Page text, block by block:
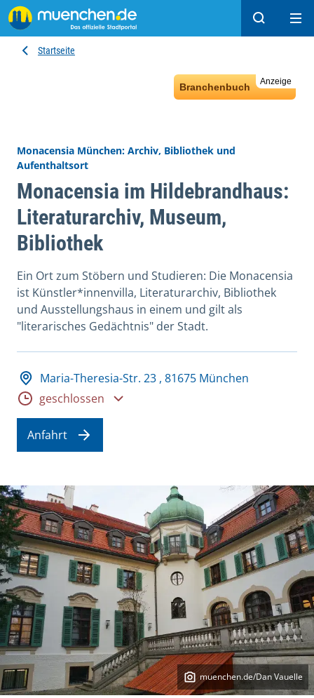
Suchen
Startseite
Anzeige
Branchenbuch
Monacensia München: Archiv, Bibliothek und
Aufenthaltsort
Monacensia im Hildebrandhaus:
Literaturarchiv, Museum,
Bibliothek
Ein Ort zum Stöbern und Studieren: Die Monacensia
ist Künstler*innenvilla, Literaturarchiv, Bibliothek
und Ausstellungshaus in einem und gilt als
"literarisches Gedächtnis" der Stadt.
Adresse und Öffnungszeiten
Maria-Theresia-Str. 23 , 81675 München
Öffnungszeiten
geschlossen
Anfahrt
muenchen.de/Dan Vauelle